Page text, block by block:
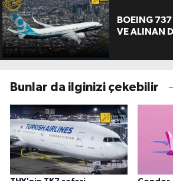
BOEING
VE ALINAN
Bunlar da ilginizi çekebilir